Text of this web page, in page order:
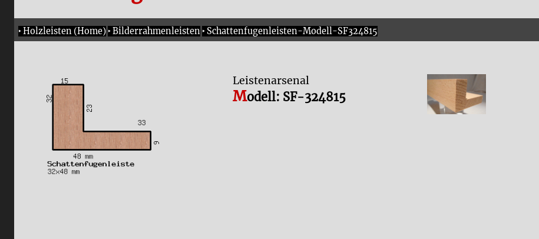
‣Holzleisten (Home) ‣Bilderrahmenleisten ‣ Schattenfugenleisten-Modell-SF324815
Leistenarsenal
Modell: SF-324815